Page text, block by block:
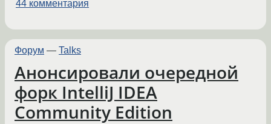
44 комментария
Форум — Talks
Анонсировали очередной
форк IntelliJ IDEA
Community Edition